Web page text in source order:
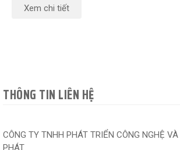
Xem chi tiết
THÔNG TIN LIÊN HỆ
CÔNG TY TNHH PHÁT TRIỂN CÔNG NGHỆ
PHÁT